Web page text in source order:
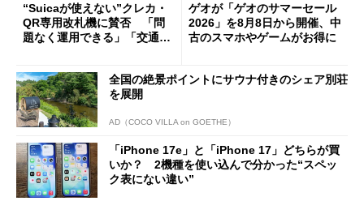
“Suicaが使えない”クレカ・
QR専用改札機に賛否 「問
題なく運用できる」「交通系I
ゲオが「ゲオのサマーセール
2026」を8月8日から開催、中
古のスマホやゲームがお得に
全国の絶景ポイントにサウナ付きのシェア別荘
を展開
AD（COCO VILLA on GOETHE）
「iPhone 17e」と「iPhone 17」どちらが買
いか？ 2機種を使い込んで分かった“スペッ
ク表にない違い”